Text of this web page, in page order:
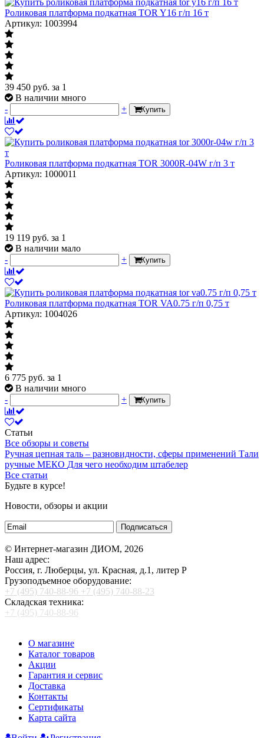
Роликовая платформа подкатная TOR Y16 г/п 16 т
Артикул: 1003994
39 450 руб. за 1
В наличии много
-
+ Купить
Роликовая платформа подкатная TOR 3000R-04W г/п 3 т
Артикул: 1000011
19 119 руб. за 1
В наличии мало
-
+ Купить
Роликовая платформа подкатная TOR VA0.75 г/п 0,75 т
Артикул: 1004026
6 775 руб. за 1
В наличии много
-
+ Купить
Статьи
Все обзоры и советы
Ручная цепная таль – разновидности, сферы применений Тали
ручные МЕКО Для чего необходим штабелер
Все статьи
Будьте в курсе!
Новости, обзоры и акции
Подписаться
© Интернет-магазин ДИОМ, 2026
Наш адрес:
Россия, г. Люберцы, ул. Красная, д.1, литер Р
Грузоподъемное оборудование:
+7 (495) 740-88-96 +7 (495) 740-88-23
Складская техника:
+7 (495) 740-88-96
О магазине
Каталог товаров
Акции
Гарантия и сервис
Доставка
Контакты
Сертификаты
Карта сайта